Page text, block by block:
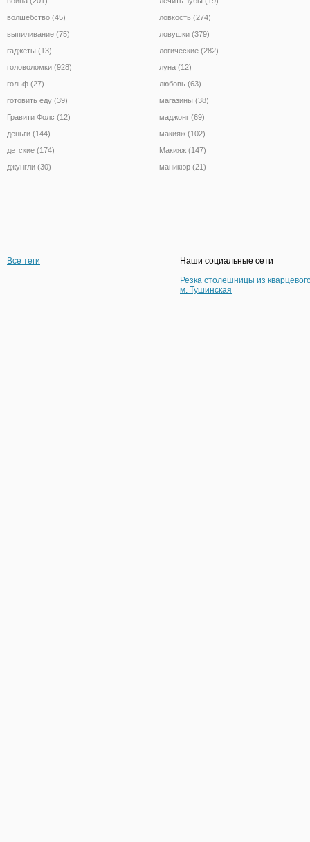
волшебство (45)
выпиливание (75)
гаджеты (13)
головоломки (928)
гольф (27)
готовить еду (39)
Гравити Фолс (12)
деньги (144)
детские (174)
джунгли (30)
ловкость (274)
ловушки (379)
логические (282)
луна (12)
любовь (63)
магазины (38)
маджонг (69)
макияж (102)
Макияж (147)
маникюр (21)
Все теги
Наши социальные сети
Резка столешницы из
м. Тушинская